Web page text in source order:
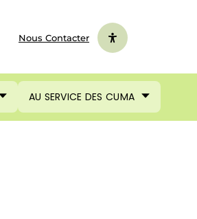
Nous Contacter
AU SERVICE DES CUMA